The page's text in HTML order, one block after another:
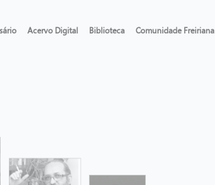
Acervo Digital Biblioteca Comunidade Freiriana